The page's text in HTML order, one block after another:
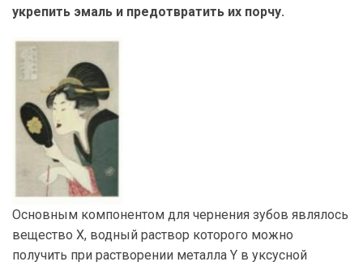
укрепить эмаль и предотвратить их порчу.
Основным компонентом для чернения зубов являлось
вещество X, водный раствор которого можно
получить при растворении металла Y в уксусной